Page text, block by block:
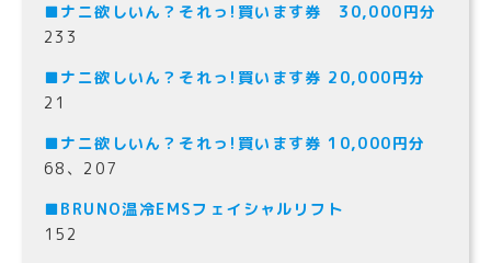
■ナニ欲しいん？それっ!買います券 30,000円分
233
■ナニ欲しいん？それっ!買います券 20,000円分
21
■ナニ欲しいん？それっ!買います券 10,000円分
68、207
■BRUNO温冷EMSフェイシャルリフト
152